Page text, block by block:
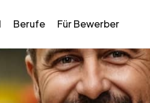
Berufe Für Bewerber